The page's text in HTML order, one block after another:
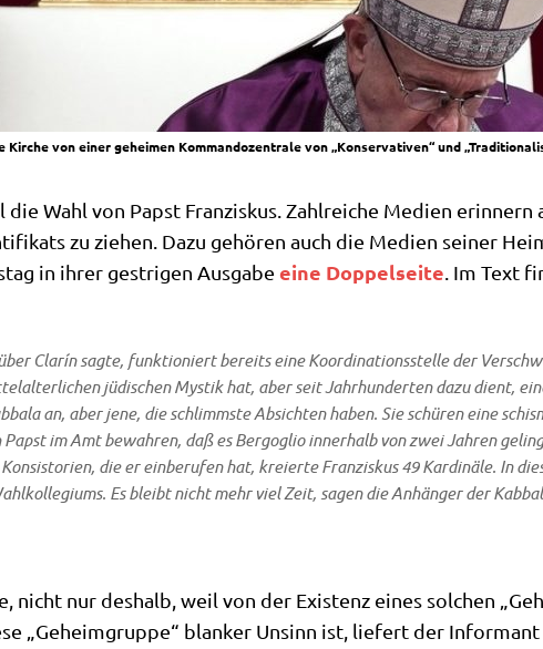
von einer geheimen Kommandozentrale von „Konservativen“ und
Wahl von Papst Fran­zis­kus. Zahl­rei­che Medi­en
zu zie­hen. Dazu gehö­ren auch die Medi­en sei­ner
in ihrer gest­ri­gen Aus­ga­be eine Dop­pel­sei­te . Im Text
Cla­rín sag­te, funk­tio­niert bereits eine Koor­di­na­ti­ons­stel­le der
jüdi­schen Mystik hat, aber seit Jahr­hun­der­ten dazu dient,
an, aber jene, die schlimm­ste Absich­ten haben. Sie schü­ren eine
im Amt bewah­ren, daß es Berg­o­glio inner­halb von zwei Jah­ren
die er ein­be­ru­fen hat, kre­ierte Fran­zis­kus 49 Kar­di­nä­le. In
Es bleibt nicht mehr viel Zeit, sagen die Anhän­ger der
nicht nur des­halb, weil von der Exi­stenz eines sol­chen
„Geheim­grup­pe“ blan­ker Unsinn ist, lie­fert der